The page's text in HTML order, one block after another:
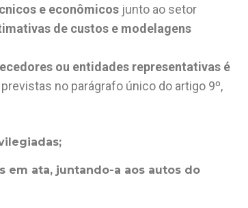
e econômicos junto ao setor
de custos e modelagens
ou entidades representativas é
previstas no parágrafo único do artigo 9º,
;
em ata, juntando-a aos autos do